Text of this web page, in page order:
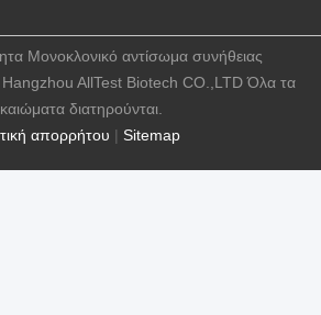
απορρήτου | Sitemap
Μονοκλονικό αντίσωμα συνήθειας
AllTest Biotech CO.,LTD Όλα τα
διατηρούνται.